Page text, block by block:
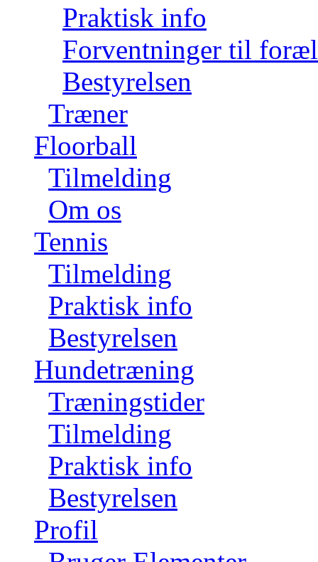
Praktisk info
Forventninger til
Bestyrelsen
Træner
Floorball
Tilmelding
Om os
Tennis
Tilmelding
Praktisk info
Bestyrelsen
Hundetræning
Træningstider
Tilmelding
Praktisk info
Bestyrelsen
Profil